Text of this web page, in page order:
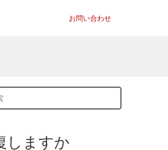
お問い合わせ
しますか